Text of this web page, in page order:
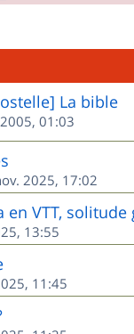
La bible
01:03
2025, 17:02
en VTT, solitude
13:55
11:45